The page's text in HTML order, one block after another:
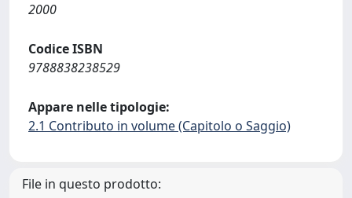
2000
Codice ISBN
9788838238529
Appare nelle tipologie:
2.1 Contributo in volume (Capitolo o Saggio)
File in questo prodotto: